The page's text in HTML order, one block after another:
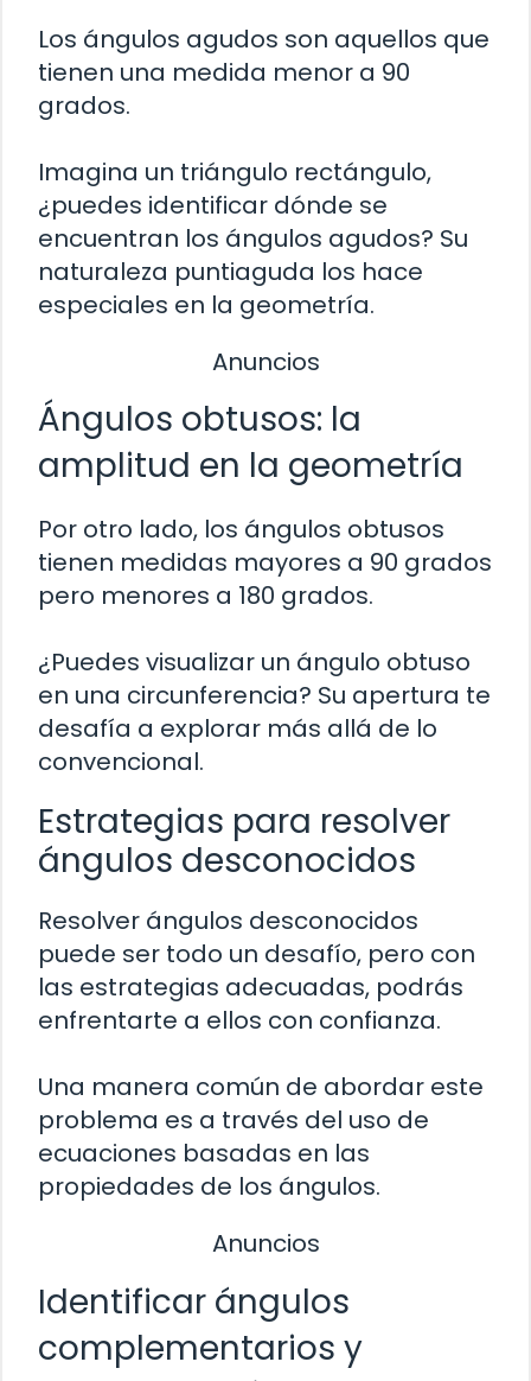
Los ángulos agudos son aquellos que
tienen una medida menor a 90
grados.
Imagina un triángulo rectángulo,
¿puedes identificar dónde se
encuentran los ángulos agudos? Su
naturaleza puntiaguda los hace
especiales en la geometría.
Anuncios
Ángulos obtusos: la
amplitud en la geometría
Por otro lado, los ángulos obtusos
tienen medidas mayores a 90 grados
pero menores a 180 grados.
¿Puedes visualizar un ángulo obtuso
en una circunferencia? Su apertura te
desafía a explorar más allá de lo
convencional.
Estrategias para resolver
ángulos desconocidos
Resolver ángulos desconocidos
puede ser todo un desafío, pero con
las estrategias adecuadas, podrás
enfrentarte a ellos con confianza.
Una manera común de abordar este
problema es a través del uso de
ecuaciones basadas en las
propiedades de los ángulos.
Anuncios
Identificar ángulos
complementarios y